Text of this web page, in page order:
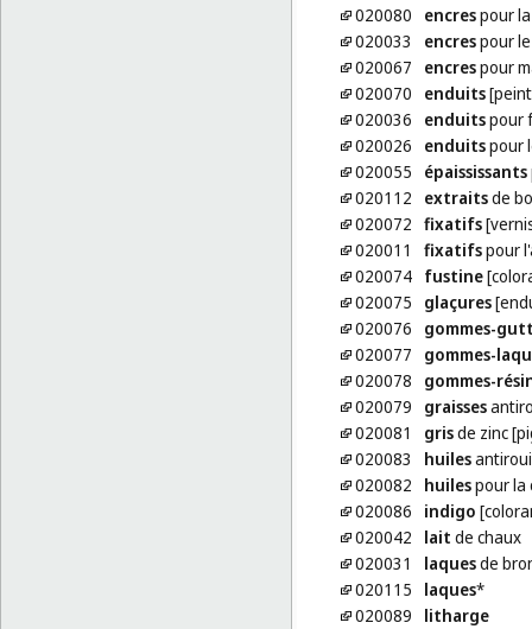
020080
encrespour
020033
encrespour le
020067
encrespour
020070
enduits
020036
enduitspour
020026
enduitspour
020055
épaississants
020112
extraitsde
020072 fixatifs
020011
fixatifspour
020074 fustine
020075
glaçures
020076
gommes-
020077
gommes-
020078
gommes-
020079
graisses
020081
grisde zinc
020083
huiles
020082
huilespour la
020086
indigo
020042
lait de chaux
020031
laquesde
020115
laques*
020089
litharge